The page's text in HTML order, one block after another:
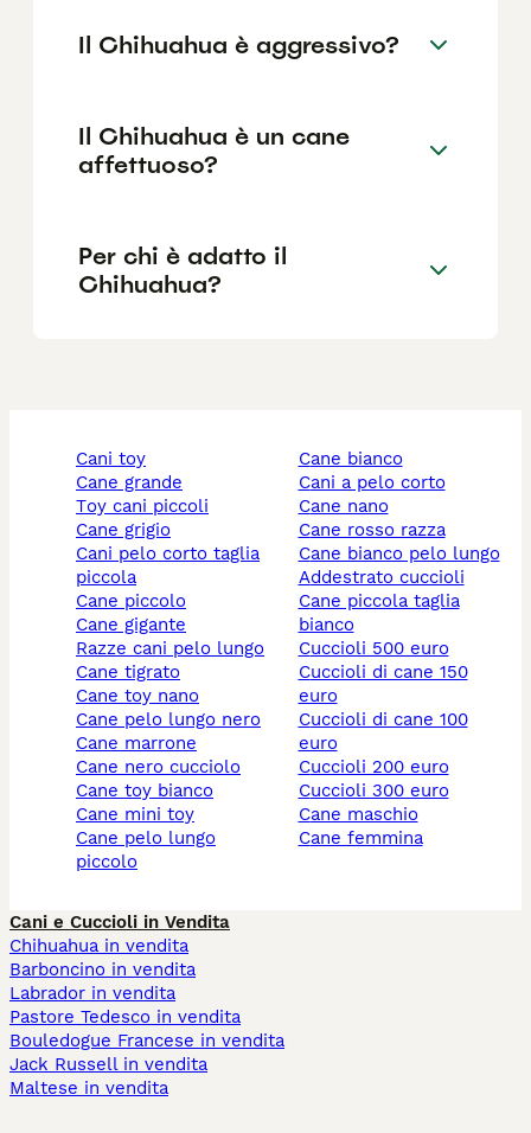
Il Chihuahua è aggressivo?
Il Chihuahua è un cane
affettuoso?
Per chi è adatto il
Chihuahua?
cani toy
cane grande
toy cani piccoli
cane grigio
cani pelo corto taglia
piccola
cane piccolo
cane gigante
razze cani pelo lungo
cane tigrato
cane toy nano
cane pelo lungo nero
cane marrone
cane nero cucciolo
cane toy bianco
cane mini toy
cane pelo lungo
piccolo
cane bianco
cani a pelo corto
cane nano
cane rosso razza
cane bianco pelo lungo
addestrato cuccioli
cane piccola taglia
bianco
cuccioli 500 euro
cuccioli di cane 150
euro
cuccioli di cane 100
euro
cuccioli 200 euro
cuccioli 300 euro
cane maschio
cane femmina
Cani e Cuccioli in Vendita
Chihuahua in vendita
Barboncino in vendita
Labrador in vendita
Pastore Tedesco in vendita
Bouledogue Francese in vendita
Jack Russell in vendita
Maltese in vendita